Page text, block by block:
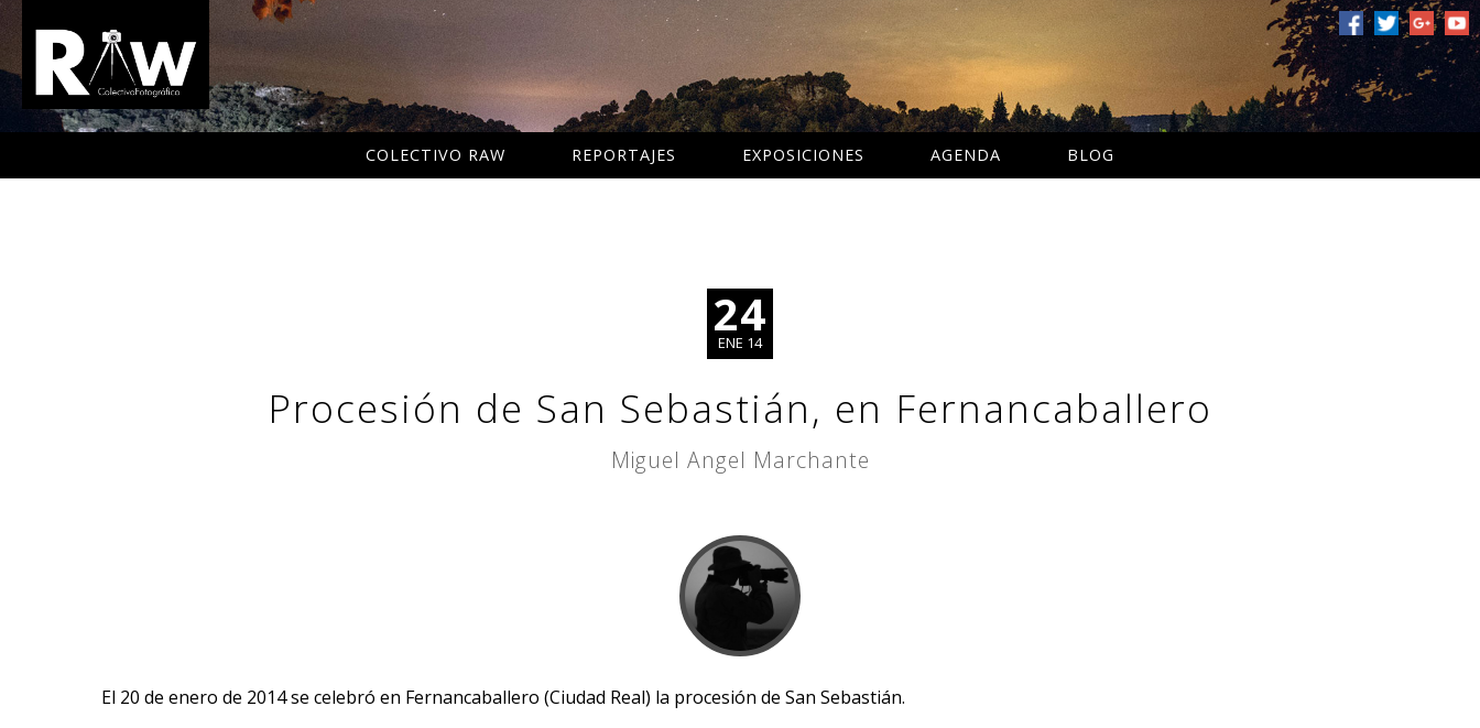
COLECTIVO RAW REPORTAJES EXPOSICIONES AGENDA BLOG
24
ENE 14
Procesión de San Sebastián, en Fernancaballero
Miguel Angel Marchante
El 20 de enero de 2014 se celebró en Fernancaballero (Ciudad Real) la procesión de San Sebastián.